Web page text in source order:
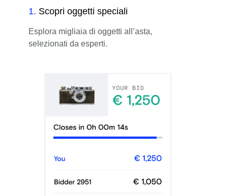
1. Scopri oggetti speciali
Esplora migliaia di oggetti all’asta,
selezionati da esperti.